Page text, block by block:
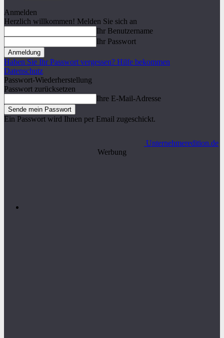
Anmelden
Herzlich willkommen! Melden Sie sich an
Ihr Benutzername
Ihr Passwort
Haben Sie Ihr Passwort vergessen? Hilfe bekommen
Datenschutz
Passwort-Wiederherstellung
Passwort zurücksetzen
Ihre E-Mail-Adresse
Ein Passwort wird Ihnen per Email zugeschickt.
Unternehmeredition.de
Werbung